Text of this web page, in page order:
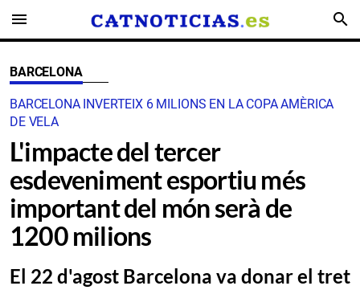
menu search
BARCELONA
BARCELONA INVERTEIX 6 MILIONS EN LA COPA AMÈRICA
DE VELA
L'impacte del tercer
esdeveniment esportiu més
important del món serà de
1200 milions
El 22 d'agost Barcelona va donar el tret